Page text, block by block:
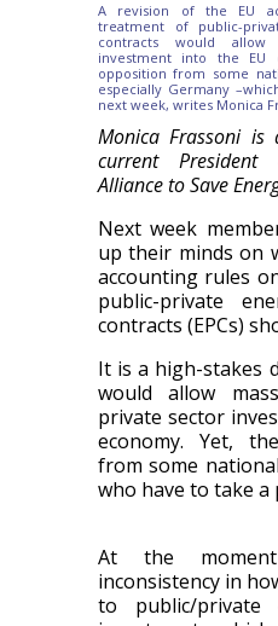
A revision of the EU
treatment of public-
contracts would
investment into the EU
opposition from some
especially Germany
next week, writes Monica
Monica Frassoni
current
Alliance to Save
Next week
up their minds on
accounting rules
public-private
contracts (EPCs)
It is a high-stakes
would allow
private sector
economy. Yet,
from some
who have to take a
At the
inconsistency in
to public/private